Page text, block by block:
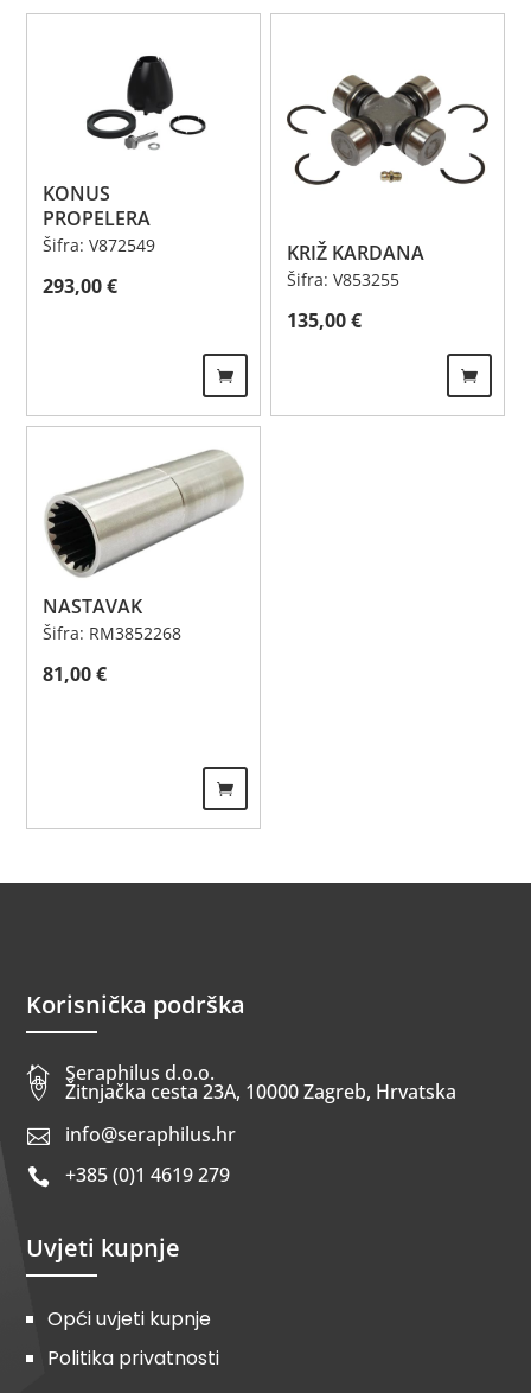
KONUS
PROPELERA
Šifra: V872549
293,00€
KRIŽ KARDANA
Šifra: V853255
135,00€
NASTAVAK
Šifra: RM3852268
81,00€
Korisnička podrška
 Seraphilus d.o.o.
 Žitnjačka cesta 23A, 10000 Zagreb, Hrvatska
 info@seraphilus.hr
 +385 (0)1 4619 279
Uvjeti kupnje
Opći uvjeti kupnje
Politika privatnosti